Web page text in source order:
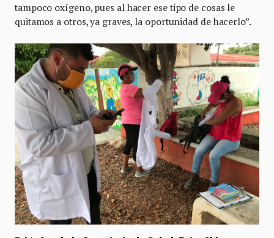
tampoco oxígeno, pues al hacer ese tipo de cosas le
quitamos a otros, ya graves, la oportunidad de hacerlo”.